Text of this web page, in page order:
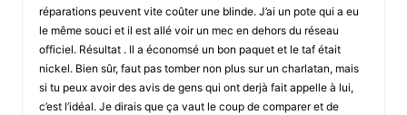
réparations peuvent vite coûter une blinde. J’ai un pote qui a eu
le même souci et il est allé voir un mec en dehors du réseau
officiel. Résultat . Il a économsé un bon paquet et le taf était
nickel. Bien sûr, faut pas tomber non plus sur un charlatan, mais
si tu peux avoir des avis de gens qui ont derjà fait appelle à lui,
c’est l’idéal. Je dirais que ça vaut le coup de comparer et de